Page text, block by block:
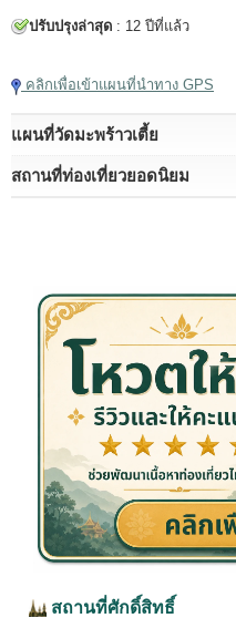
ปรับปรุงล่าสุด : 12 ปีที่แล้ว
คลิกเพื่อเข้าแผนที่นำทาง GPS
แผนที่วัดมะพร้าวเตี้ย
สถานที่ท่องเที่ยวยอดนิยม
สถานที่ศักดิ์สิทธิ์